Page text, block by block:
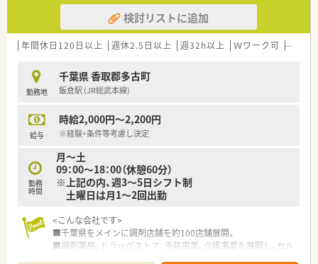
【こんな方が活躍中】
■全薬剤師を対象とした手当を活用して各自で資格取得や自己
研鑽に励み、研修認定薬剤師などの資格を持つ方が活躍していま
■独自の健康サポートプログラムを利用し、社内の保健師や管理
栄養士から食事のアドバイスを受け生き生きと働く方です。
■3名以上の社員が集まった同好会に対する会社からの補助制度
【こんな方にオススメ】
100％会社負担となる手厚い借上げ社宅を希望する方です。
■子どもが小学校に入学するまでの期間、1日6時間の短時間勤
務を選択し、時間外労働の免除を受けて育児と両立したい方で
す。
できるお得な従業員割引制度でお買い物を楽しみたい方です。
検討リストに追加
年間休日120日以上 週休2.5日以上 週32h以上 Ｗワーク可 残業
勤務地
千葉県 香取郡多古町
飯倉駅 (JR総武本線)
給与
時給2,000円～2,200円
※経験・条件等考慮し決定
勤務
時間
月～土
09：00～18：00（休憩60分）
※上記の内、週3～5日シフト制
土曜日は月1～2回出勤
<こんな会社です>
■千葉県をメインに調剤店舗を約100店舗展開。
■調剤薬局、ドラッグストア、予防事業、介護事業を展開し、セル